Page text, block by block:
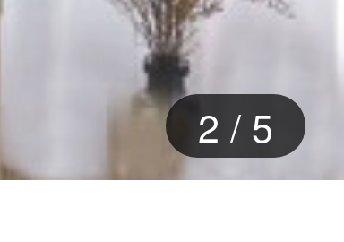
2 / 5